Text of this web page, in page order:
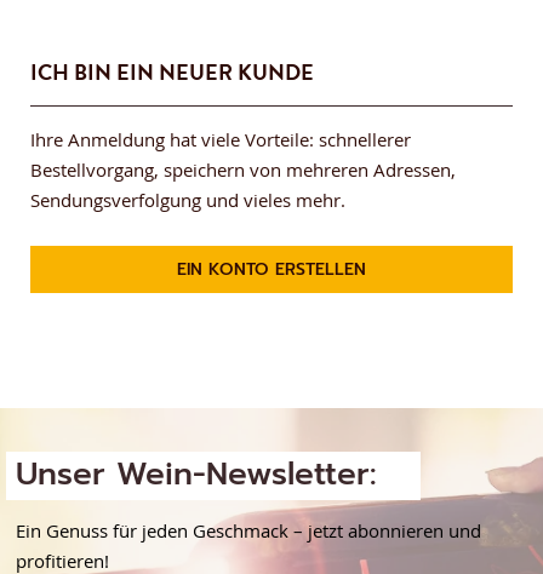
ICH BIN EIN NEUER KUNDE
Ihre Anmeldung hat viele Vorteile: schnellerer
Bestellvorgang, speichern von mehreren Adressen,
Sendungsverfolgung und vieles mehr.
EIN KONTO ERSTELLEN
Unser Wein-Newsletter:
Ein Genuss für jeden Geschmack – jetzt abonnieren und
profitieren!